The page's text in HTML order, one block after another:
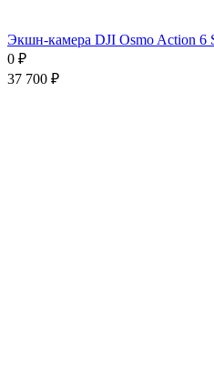
Экшн-камера DJI Osmo Action 6
0 ₽
37 700 ₽